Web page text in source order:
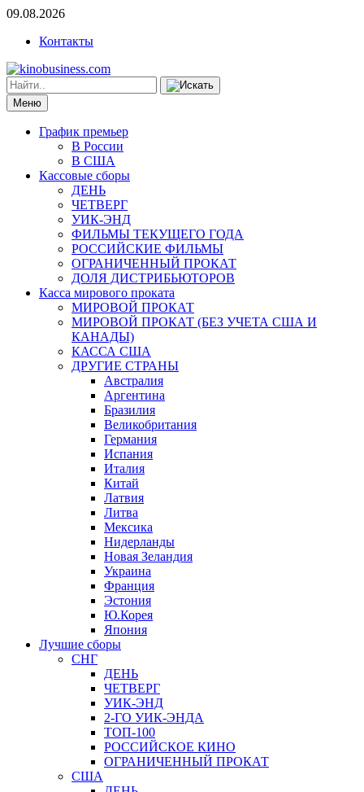
09.08.2026
Контакты
Меню
График премьер
В России
В США
Кассовые сборы
ДЕНЬ
ЧЕТВЕРГ
УИК-ЭНД
ФИЛЬМЫ ТЕКУЩЕГО ГОДА
РОССИЙСКИЕ ФИЛЬМЫ
ОГРАНИЧЕННЫЙ ПРОКАТ
ДОЛЯ ДИСТРИБЬЮТОРОВ
Касса мирового проката
МИРОВОЙ ПРОКАТ
МИРОВОЙ ПРОКАТ (БЕЗ УЧЕТА США И
КАНАДЫ)
КАССА США
ДРУГИЕ СТРАНЫ
Австралия
Аргентина
Бразилия
Великобритания
Германия
Испания
Италия
Китай
Латвия
Литва
Мексика
Нидерланды
Новая Зеландия
Украина
Франция
Эстония
Ю.Корея
Япония
Лучшие сборы
СНГ
ДЕНЬ
ЧЕТВЕРГ
УИК-ЭНД
2-ГО УИК-ЭНДА
ТОП-100
РОССИЙСКОЕ КИНО
ОГРАНИЧЕННЫЙ ПРОКАТ
США